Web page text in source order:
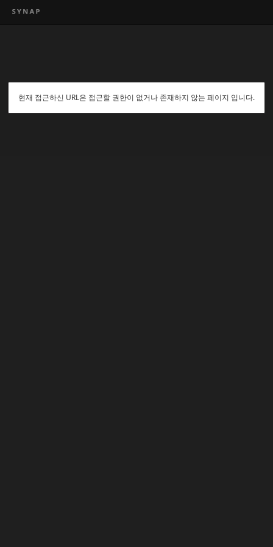
현재 접근하신 URL은 접근할 권한이 없거나 존재하지 않는 페이지 입니다.